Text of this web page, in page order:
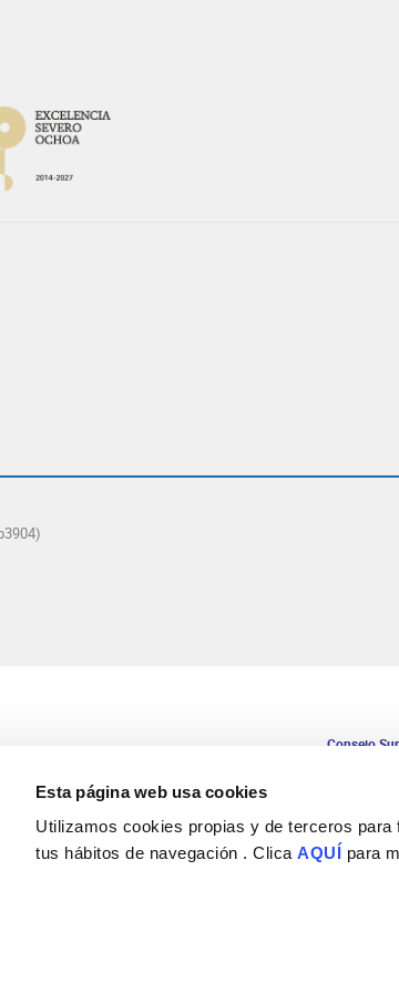
Esta página web usa cookies
Utilizamos cookies propias y de terceros
tus hábitos de navegación . ClicaAQUÍ para
Consejo
Contacto
Tel. + 34
Fax + 34